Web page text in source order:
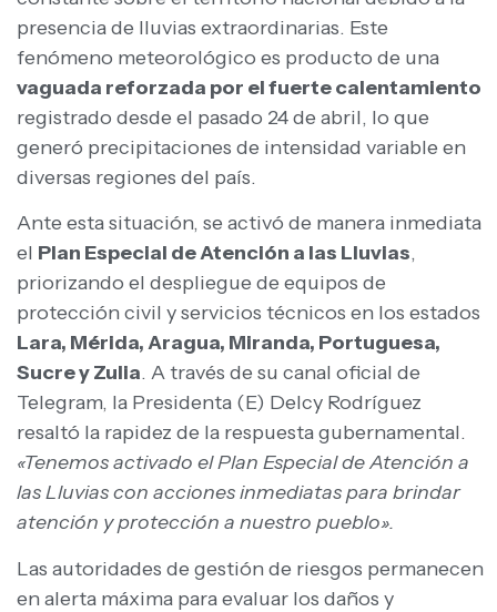
presencia de lluvias extraordinarias. Este
fenómeno meteorológico es producto de una
vaguada reforzada por el fuerte calentamiento
registrado desde el pasado 24 de abril, lo que
generó precipitaciones de intensidad variable en
diversas regiones del país.
Ante esta situación, se activó de manera inmediata
el Plan Especial de Atención a las Lluvias,
priorizando el despliegue de equipos de
protección civil y servicios técnicos en los estados
Lara, Mérida, Aragua, Miranda, Portuguesa,
Sucre y Zulia. A través de su canal oficial de
Telegram, la Presidenta (E) Delcy Rodríguez
resaltó la rapidez de la respuesta gubernamental.
«Tenemos activado el Plan Especial de Atención a
las Lluvias con acciones inmediatas para brindar
atención y protección a nuestro pueblo».
Las autoridades de gestión de riesgos permanecen
en alerta máxima para evaluar los daños y